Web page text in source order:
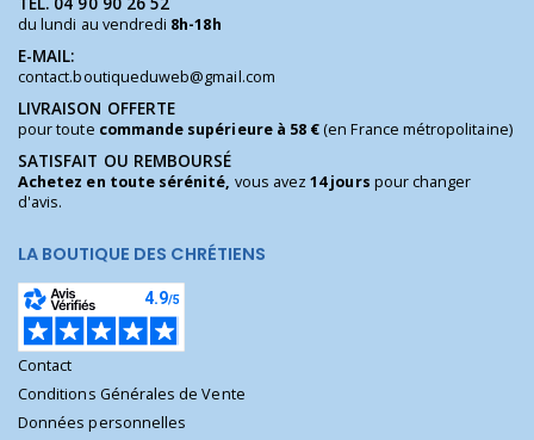
du lundi au vendredi 8h-18h
E-MAIL:
contact.boutiqueduweb@gmail.com
LIVRAISON OFFERTE
pour toute commande supérieure à 58 €(en France métropolitaine)
SATISFAIT OU REMBOURSÉ
Achetez en toute sérénité, vous avez14 jours pour changer
d'avis.
LA BOUTIQUE DES CHRÉTIENS
Contact
Conditions Générales de Vente
Données personnelles